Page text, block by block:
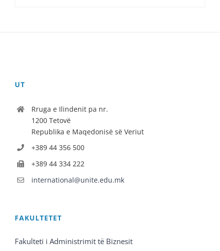
UT
Rruga e Ilindenit pa nr.
1200 Tetovë
Republika e Maqedonisë së Veriut
+389 44 356 500
+389 44 334 222
international@unite.edu.mk
FAKULTETET
Fakulteti i Administrimit të Biznesit